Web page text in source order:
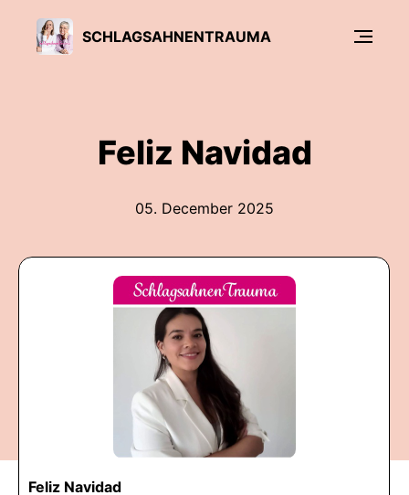
SCHLAGSAHNENTRAUMA
Feliz Navidad
05. December 2025